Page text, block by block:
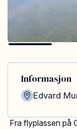
Fra flyplassen på
Informasjon
Edvard